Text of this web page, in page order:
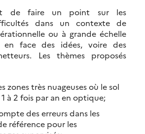
de faire un point sur les
dans un contexte de
ou à grande échelle
face des idées, voire des
Les thèmes proposés
zones très nuageuses où le sol
à 2 fois par an en optique;
des erreurs dans les
référence pour les